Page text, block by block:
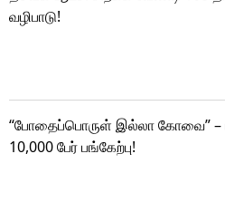
வழிபாடு!
“போதைப்பொருள் இல்லா கோவை” –
10,000 பேர் பங்கேற்பு!